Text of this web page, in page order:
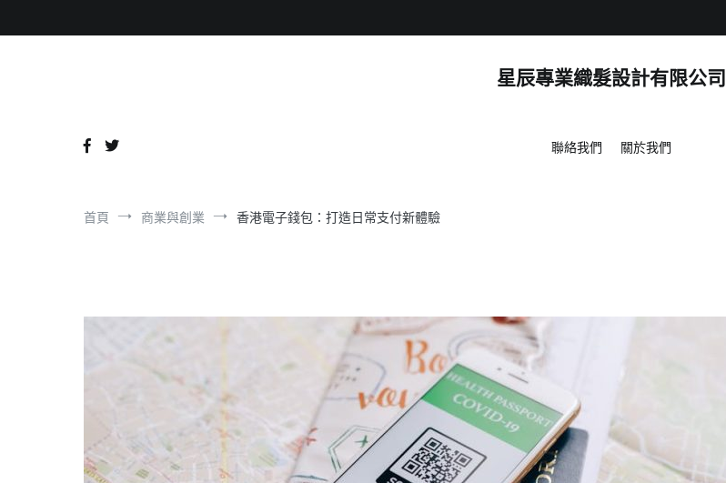
到
星辰專業織髮設計有限公司
聯絡我們 關於我們
首頁 商業與創業 香港電子錢包：打造日常支付新體驗